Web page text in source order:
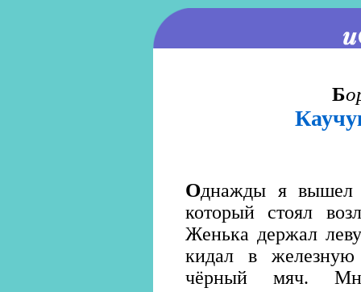
Б
Однажды я вышел
который стоял
Женька держал
кидал в железную
чёрный мяч.